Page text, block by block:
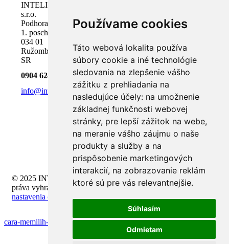
Používame cookies
Táto webová lokalita používa
súbory cookie a iné technológie
sledovania na zlepšenie vášho
zážitku z prehliadania na
nasledujúce účely: na umožnenie
základnej funkčnosti webovej
stránky, pre lepší zážitok na webe,
na meranie vášho záujmu o naše
produkty a služby a na
prispôsobenie marketingových
interakcií, na zobrazovanie reklám
ktoré sú pre vás relevantnejšie.
Súhlasím
Odmietam
INTELI.SK,
s.r.o.
Podhora 18,
1. poschodie
034 01
Ružomberok,
SR
0904 624 918
info@inteli.sk
© 2025 INTELI.SK, s.r.o., všetky
práva vyhradené -
upraviť
nastavenia cookies
cara-memilih-game-edukatif-untuk-anak